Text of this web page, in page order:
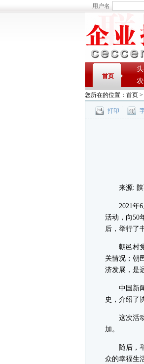
用户名
首页
您所在的位置： 首页 >
打印
来源: 陕
2021年6
活动，向50
后，举行了
朝邑村党
关情况；朝
济发展，是
中国新闻
史，介绍了
这次活动
加。
随后，举
众的幸福生